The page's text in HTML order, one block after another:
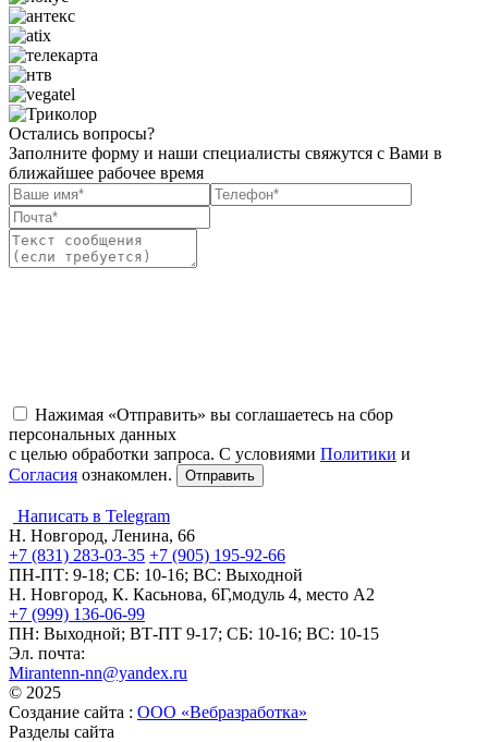
Остались вопросы?
Заполните форму и наши специалисты свяжутся с Вами в
ближайшее рабочее время
Нажимая «Отправить» вы соглашаетесь на сбор
персональных данных
с целью обработки запроса. С условиями Политики и
Согласия ознакомлен.
Написать в Telegram
Н. Новгород, Ленина, 66
+7 (831) 283-03-35 +7 (905) 195-92-66
ПН-ПТ: 9-18; СБ: 10-16; ВС: Выходной
Н. Новгород, К. Касьнова, 6Г,модуль 4, место А2
+7 (999) 136-06-99
ПН: Выходной; ВТ-ПТ 9-17; СБ: 10-16; ВС: 10-15
Эл. почта:
Mirantenn-nn@yandex.ru
© 2025
Создание сайта : ООО «Вебразработка»
Разделы сайта